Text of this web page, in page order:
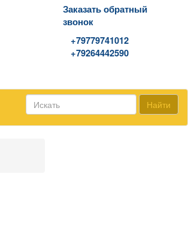
Заказать обратный
звонок
+79779741012
+79264442590
Найти